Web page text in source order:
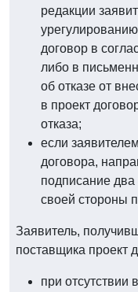
редакции
договор в
либо в
об отказе от
в проект
отказа;
если
договора,
подписание два
своей стороны
Заявитель,
поставщика проект
при отсутствии